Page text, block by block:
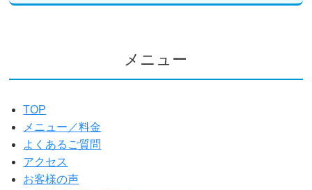
メニュー
TOP
メニュー／料金
よくあるご質問
アクセス
お客様の声